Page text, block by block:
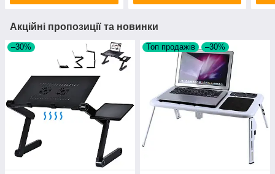
Акційні пропозиції та новинки
–30% Топ продажів –30%